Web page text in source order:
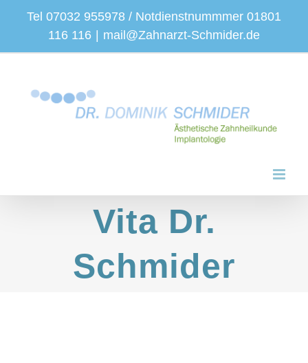
springen
Tel 07032 955978 / Notdienstnummmer 01801
116 116 | mail@Zahnarzt-Schmider.de
Vita Dr.
Schmider